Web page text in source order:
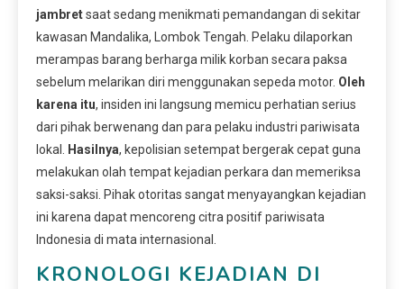
jambretsaat sedang menikmati pemandangan di sekitar
kawasan Mandalika, Lombok Tengah. Pelaku dilaporkan
merampas barang berharga milik korban secara paksa
sebelum melarikan diri menggunakan sepeda motor. Oleh
karena itu, insiden ini langsung memicu perhatian serius
dari pihak berwenang dan para pelaku industri pariwisata
lokal.
Hasilnya, kepolisian setempat bergerak cepat guna
melakukan olah tempat kejadian perkara dan memeriksa
saksi-saksi. Pihak otoritas sangat menyayangkan kejadian
ini karena dapat mencoreng citra positif pariwisata
Indonesia di mata internasional.
KRONOLOGI KEJADIAN DI